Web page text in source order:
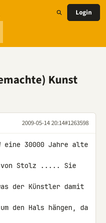
Login
Kunst
2009-05-14 20:14#1263598
30000 Jahre alte
von Stolz ..... Sie
der Künstler damit
den Hals hängen, da